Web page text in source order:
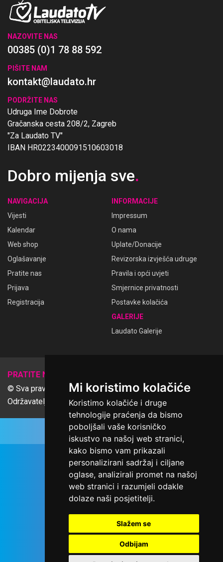
Mi koristimo kolačiće
Koristimo kolačiće i druge
tehnologije praćenja da bismo
poboljšali vaše korisničko
iskustvo na našoj web stranici,
kako bismo vam prikazali
personalizirani sadržaj i ciljane
oglase, analizirali promet na našoj
web stranici i razumjeli odakle
dolaze naši posjetitelji.
Slažem se
Odbijam
NAZOVITE NAS
00385 (0)1 78 88 592
PIŠITE NAM
kontakt@laudato.hr
PODRŽITE NAS
Udruga Ime Dobrote
Gračanska cesta 208/2, Zagreb
"Za Laudato TV"
IBAN HR0223400091510603018
Dobro mijenja sve.
NAVIGACIJA
Vijesti
Kalendar
Web shop
Oglašavanje
Pratite nas
Prijava
Registracija
INFORMACIJE
Impressum
O nama
Uplate/Donacije
Revizorska izvješća udruge
Pravila i opći uvjeti
Smjernice privatnosti
Postavke kolačića
GALERIJE
Laudato Galerije
PRATITE NAS
© Sva prava pridržana Udruga Ime dobrote
Održavatelj Netcom d.o.o., Riva 6, Rijeka